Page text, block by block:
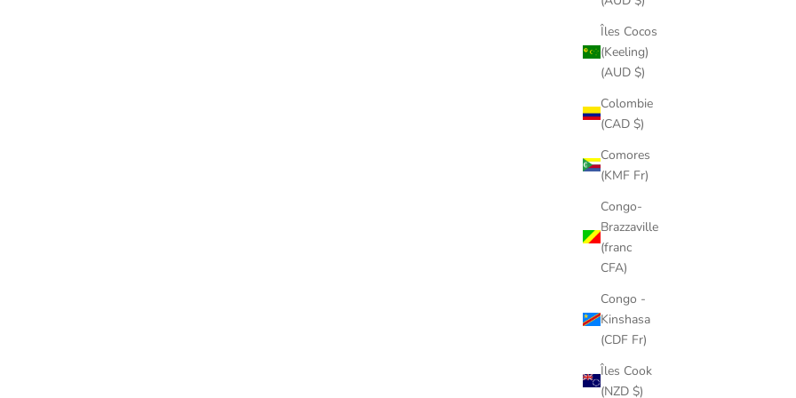
Îles Cocos
(Keeling)
(AUD $)
Colombie
(CAD $)
Comores
(KMF Fr)
Congo-
Brazzaville
(franc
CFA)
Congo -
Kinshasa
(CDF Fr)
Îles Cook
(NZD $)